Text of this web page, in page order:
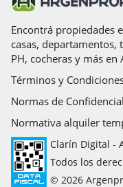
Encontrá propiedades
casas, departamentos,
PH, cocheras y más en
Términos y
Normas de
Normativa alquiler
Clarín Digital -
Todos los
© 2026